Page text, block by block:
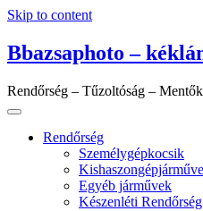
Skip to content
Bbazsaphoto –
Rendőrség – Tűzoltóság –
Rendőrség
Személygépkocsik
Egyéb járművek
Készenléti Rendőrség